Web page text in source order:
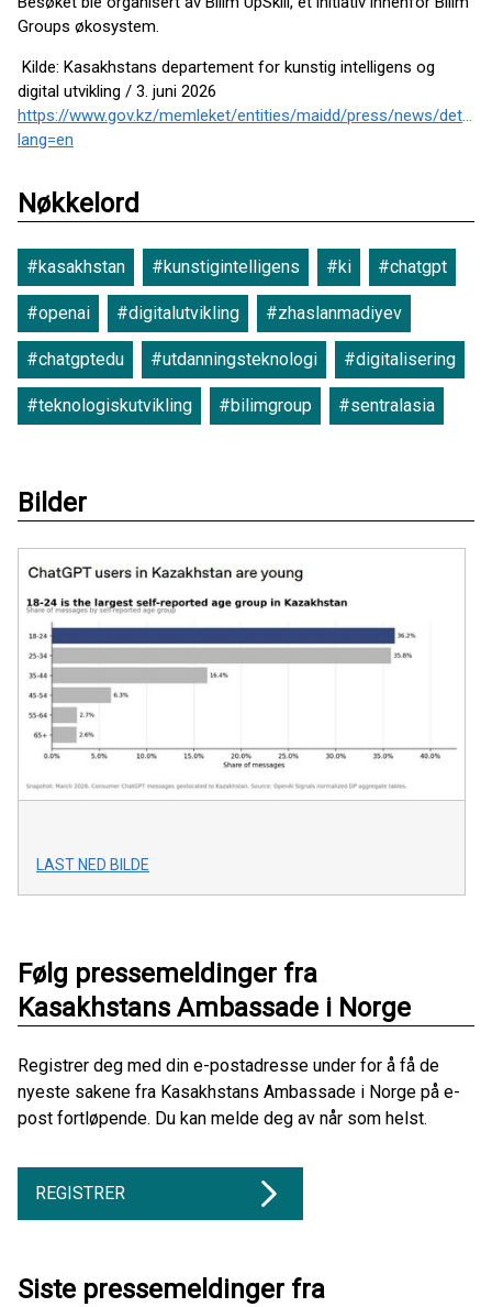
Groups økosystem.
Kilde: Kasakhstans departement for kunstig intelligens og
digital utvikling / 3. juni 2026
https://www.gov.kz/memleket/entities/maidd/press/news/
lang=en
Nøkkelord
#kasakhstan #kunstigintelligens #ki #chatgpt
#openai #digitalutvikling #zhaslanmadiyev
#chatgptedu #utdanningsteknologi #digitalisering
#teknologiskutvikling #bilimgroup #sentralasia
Bilder
LAST NED BILDE
Følg pressemeldinger fra
Kasakhstans Ambassade i Norge
Registrer deg med din e-postadresse under for å få de
nyeste sakene fra Kasakhstans Ambassade i Norge på e-
post fortløpende. Du kan melde deg av når som helst.
REGISTRER
Siste pressemeldinger fra